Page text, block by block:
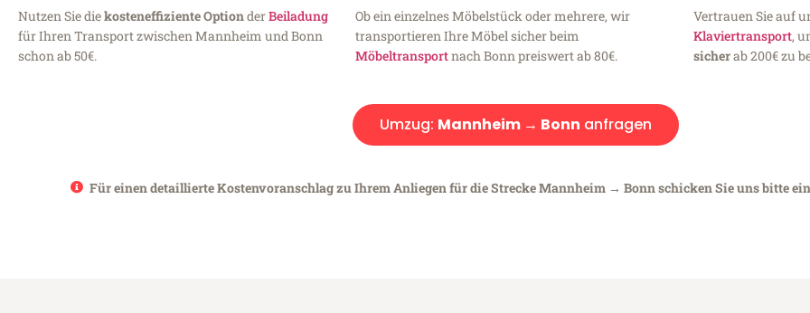
Nutzen Sie diekosteneffiziente OptionderBeiladung
für Ihren Transport zwischen Mannheim und Bonn
schon ab 50€.
Ob ein einzelnes Möbelstück oder mehrere, wir
transportieren Ihre Möbel sicher beim
Möbeltransportnach Bonn preiswert ab 80€.
Vertrauen Sie auf
Klaviertransport,
sicherab 200€ zu
Umzug: Mannheim → Bonn anfragen
Für einen detaillierte Kostenvoranschlag zu Ihrem Anliegen für die Strecke Mannheim → Bonn schicken Sie uns bitte